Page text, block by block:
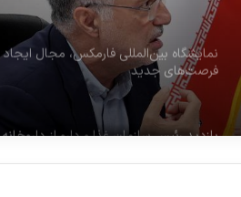
نمایشگاه بین‌المللی فارمکس، مجال ایجاد
فرصت‌های جدید
بازدید رئیس سازمان غذا و دارو از داروخانه